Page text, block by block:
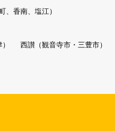
、香南、塩江）
西讃（観音寺市・三豊市）